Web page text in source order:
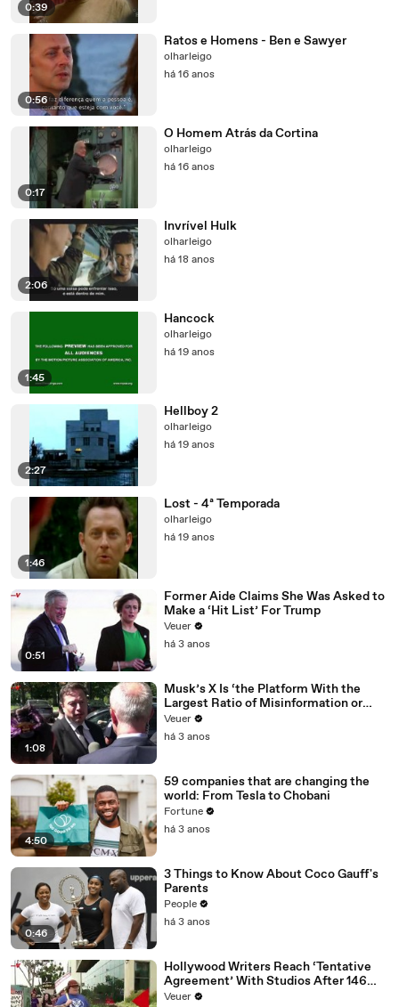
0:39
0:56
Ratos e Homens - Ben e Sawyer
olharleigo
há 16 anos
0:17
O Homem Atrás da Cortina
olharleigo
há 16 anos
2:06
Invrível Hulk
olharleigo
há 18 anos
1:45
Hancock
olharleigo
há 19 anos
2:27
Hellboy 2
olharleigo
há 19 anos
1:46
Lost - 4ª Temporada
olharleigo
há 19 anos
0:51
Former Aide Claims She Was Asked to
Make a ‘Hit List’ For Trump
Veuer
há 3 anos
1:08
Musk’s X Is ‘the Platform With the
Largest Ratio of Misinformation or
Disinformation’ Amongst All Social
Media Platforms
Veuer
há 3 anos
4:50
59 companies that are changing the
world: From Tesla to Chobani
Fortune
há 3 anos
0:46
3 Things to Know About Coco Gauff's
Parents
People
há 3 anos
Hollywood Writers Reach ‘Tentative
Agreement’ With Studios After 146
Day Strike
Veuer